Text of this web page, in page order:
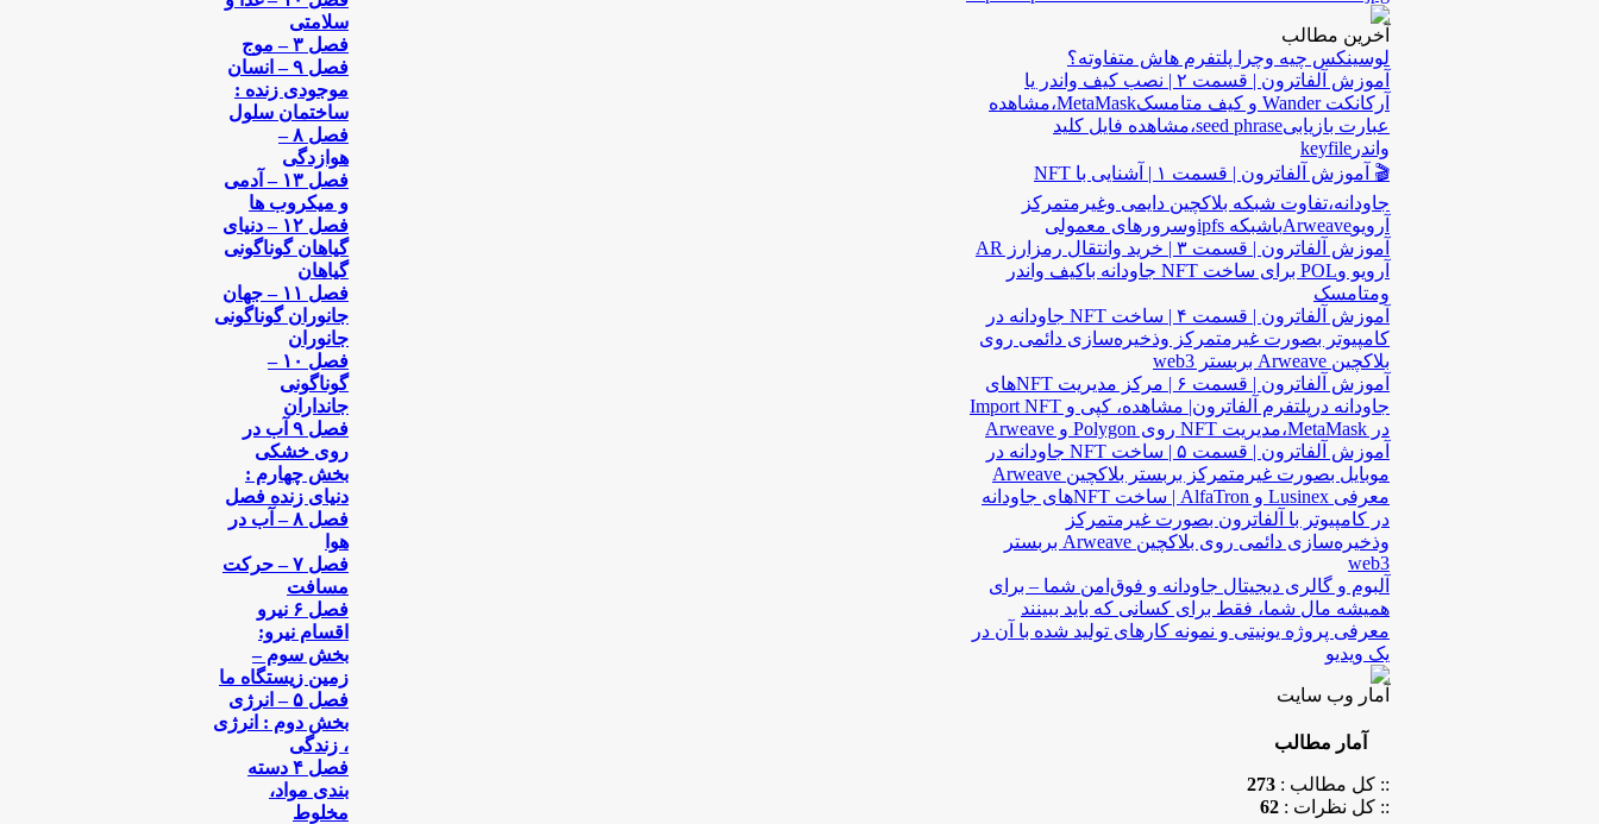
آخرین مطالب
لوسینکس چیه وچرا پلتفرم هاش متفاوته؟
آموزش آلفاترون | قسمت ۲ | نصب کیف واندر یا
آرکانکت Wander و کیف متامسکMetaMask،مشاهده
عبارت بازیابیseed phrase،مشاهده فایل کلید
واندرkeyfile
🎬 آموزش آلفاترون | قسمت ۱ | آشنایی با NFT
جاودانه،تفاوت شبکه بلاکچین دایمی وغیرمتمرکز
آرویوArweaveباشبکه ipfsوسرورهای معمولی
آموزش آلفاترون | قسمت ۳ | خرید وانتقال رمزارز AR
آرویو وPOL برای ساخت NFT جاودانه باکیف واندر
ومتامسک
آموزش آلفاترون | قسمت ۴ | ساخت NFT جاودانه در
کامپیوتر بصورت غیرمتمرکز وذخیره‌سازی دائمی روی
بلاکچین Arweave بربستر web3
آموزش آلفاترون | قسمت ۶ | مرکز مدیریت NFTهای
جاودانه درپلتفرم آلفاترون| مشاهده، کپی و Import NFT
در MetaMask،مدیریت NFT روی Polygon و Arweave
آموزش آلفاترون | قسمت ۵ | ساخت NFT جاودانه در
موبایل بصورت غیرمتمرکز بربستر بلاکچین Arweave
معرفی Lusinex و AlfaTron | ساخت NFTهای جاودانه
در کامپیوتر با آلفاترون بصورت غیرمتمرکز
وذخیره‌سازی دائمی روی بلاکچین Arweave بربستر
web3
آلبوم و گالری دیجیتال جاودانه و فوق‌امن شما – برای
همیشه مال شما، فقط برای کسانی که باید ببینند
معرفی پروژه یونیتی و نمونه کارهای تولید شده با آن در
یک ویدیو
آمار وب سایت
آمار مطالب
:: کل مطالب : 273
:: کل نظرات : 62
سلامتی
فصل ۳ – موج
فصل ۹ – انسان
موجودی زنده :
ساختمان سلول
فصل ۸ –
هوازدگی
فصل ۱۳ – آدمی
و میکروب ها
فصل ۱۲ – دنیای
گیاهان گوناگونی
گیاهان
فصل ۱۱ – جهان
جانوران گوناگونی
جانوران
فصل ۱۰ –
گوناگونی
جانداران
فصل ۹ آب در
روی خشکی
بخش چهارم :
دنیای زنده فصل
فصل ۸ – آب در
هوا
فصل ۷ – حرکت
مسافت
فصل ۶ نیرو
اقسام نیرو:
بخش سوم –
زمین زیستگاه ما
فصل ۵ – انرژی
بخش دوم : انرژی
، زندگی
فصل ۴ دسته
بندی مواد،
مخلوط